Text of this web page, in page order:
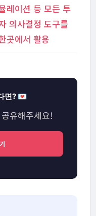
레이션 등 모든 투
의사결정 도구를
곳에서 활용
면? 💌
유해주세요!